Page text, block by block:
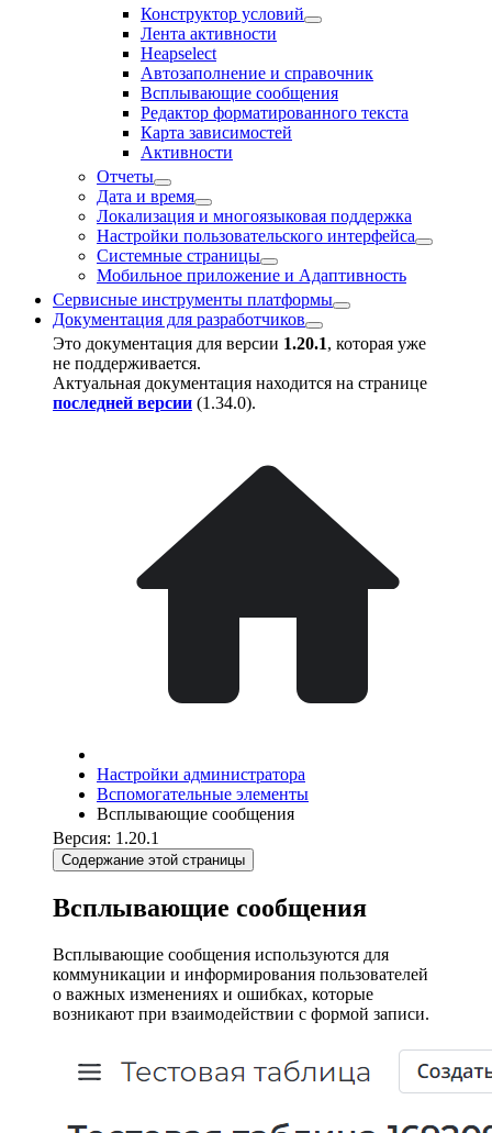
Конструктор условий
Лента активности
Heapselect
Автозаполнение и справочник
Всплывающие сообщения
Редактор форматированного текста
Карта зависимостей
Активности
Отчеты
Дата и время
Локализация и многоязыковая поддержка
Настройки пользовательского интерфейса
Системные страницы
Мобильное приложение и Адаптивность
Сервисные инструменты платформы
Документация для разработчиков
Это документация для версии 1.20.1, которая уже
не поддерживается.
Актуальная документация находится на странице
последней версии (1.34.0).
Настройки администратора
Вспомогательные элементы
Всплывающие сообщения
Версия: 1.20.1
Содержание этой страницы
Всплывающие сообщения
Всплывающие сообщения используются для
коммуникации и информирования пользователей
о важных изменениях и ошибках, которые
возникают при взаимодействии с формой записи.